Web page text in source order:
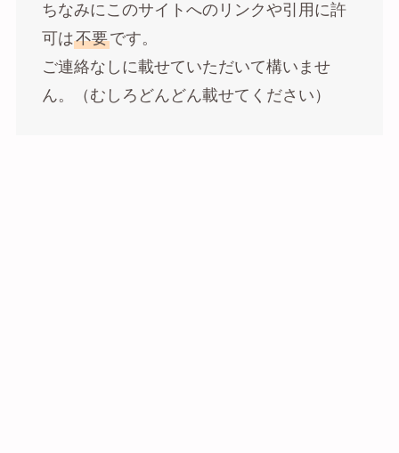
ちなみにこのサイトへのリンクや引用に許
可は不要です。
ご連絡なしに載せていただいて構いませ
ん。（むしろどんどん載せてください）